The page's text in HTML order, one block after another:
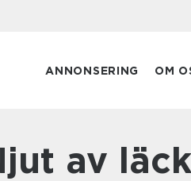
ANNONSERING OM